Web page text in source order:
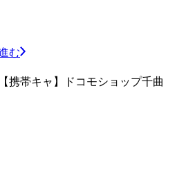
む
携帯キャ】ドコモショップ千曲